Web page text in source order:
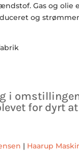
Gas og olie
og
i
for dyrt
| Haarup